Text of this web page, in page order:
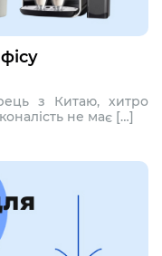
з Китаю, хитро
не має […]